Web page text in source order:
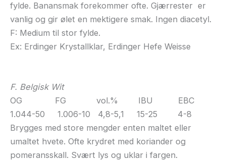
fylde. Banansmak forekommer ofte. Gjærrester er
vanlig og gir ølet en mektigere smak. Ingen diacetyl.
F: Medium til stor fylde.
Ex: Erdinger Krystallklar, Erdinger Hefe Weisse
F. Belgisk Wit
OG FG vol.% IBU EBC
1.044-50 1.006-10 4,8-5,1 15-25 4-8
Brygges med store mengder enten maltet eller
umaltet hvete. Ofte krydret med koriander og
pomeransskall. Svært lys og uklar i fargen.